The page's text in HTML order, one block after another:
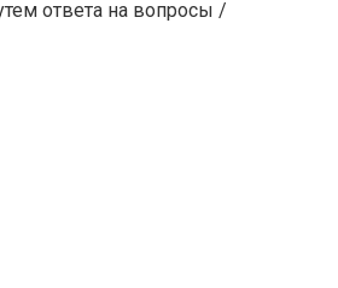
ответа на вопросы /